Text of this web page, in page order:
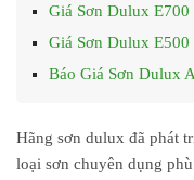
Giá Sơn Dulux
Giá Sơn Dulux
Báo Giá Sơn Dulux
Hãng sơn dulux đã phát
loại sơn chuyên dụng